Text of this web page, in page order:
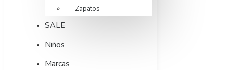
Zapatos
SALE
Niños
Marcas